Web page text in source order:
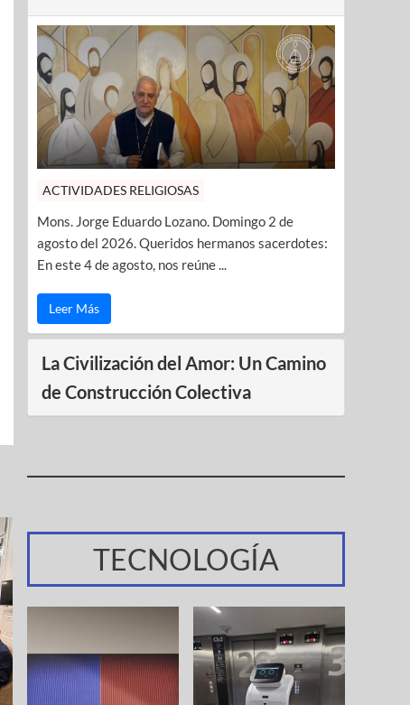
ACTIVIDADES RELIGIOSAS
Mons. Jorge Eduardo Lozano. Domingo 2 de
agosto del 2026. Queridos hermanos sacerdotes:
En este 4 de agosto, nos reúne ...
Leer Más
La Civilización del Amor: Un Camino
de Construcción Colectiva
TECNOLOGÍA